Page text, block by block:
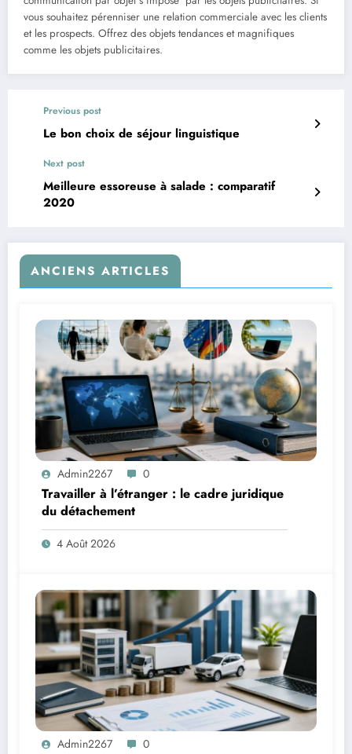
vous souhaitez pérenniser une relation commerciale avec les clients
et les prospects. Offrez des objets tendances et magnifiques
comme les objets publicitaires.
Previous post
Le bon choix de séjour linguistique
Next post
Meilleure essoreuse à salade : comparatif
2020
ANCIENS ARTICLES
Admin2267 0
Travailler à l’étranger : le cadre juridique
du détachement
4 Août 2026
Admin2267 0